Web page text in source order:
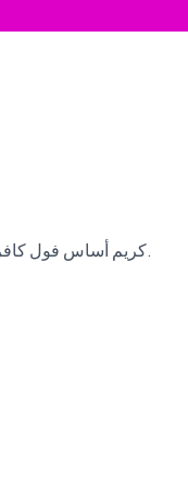
كريم أساس فول كافريدج يحتوي على عناصر معدنية وعوامل تنشيط للبشرة.